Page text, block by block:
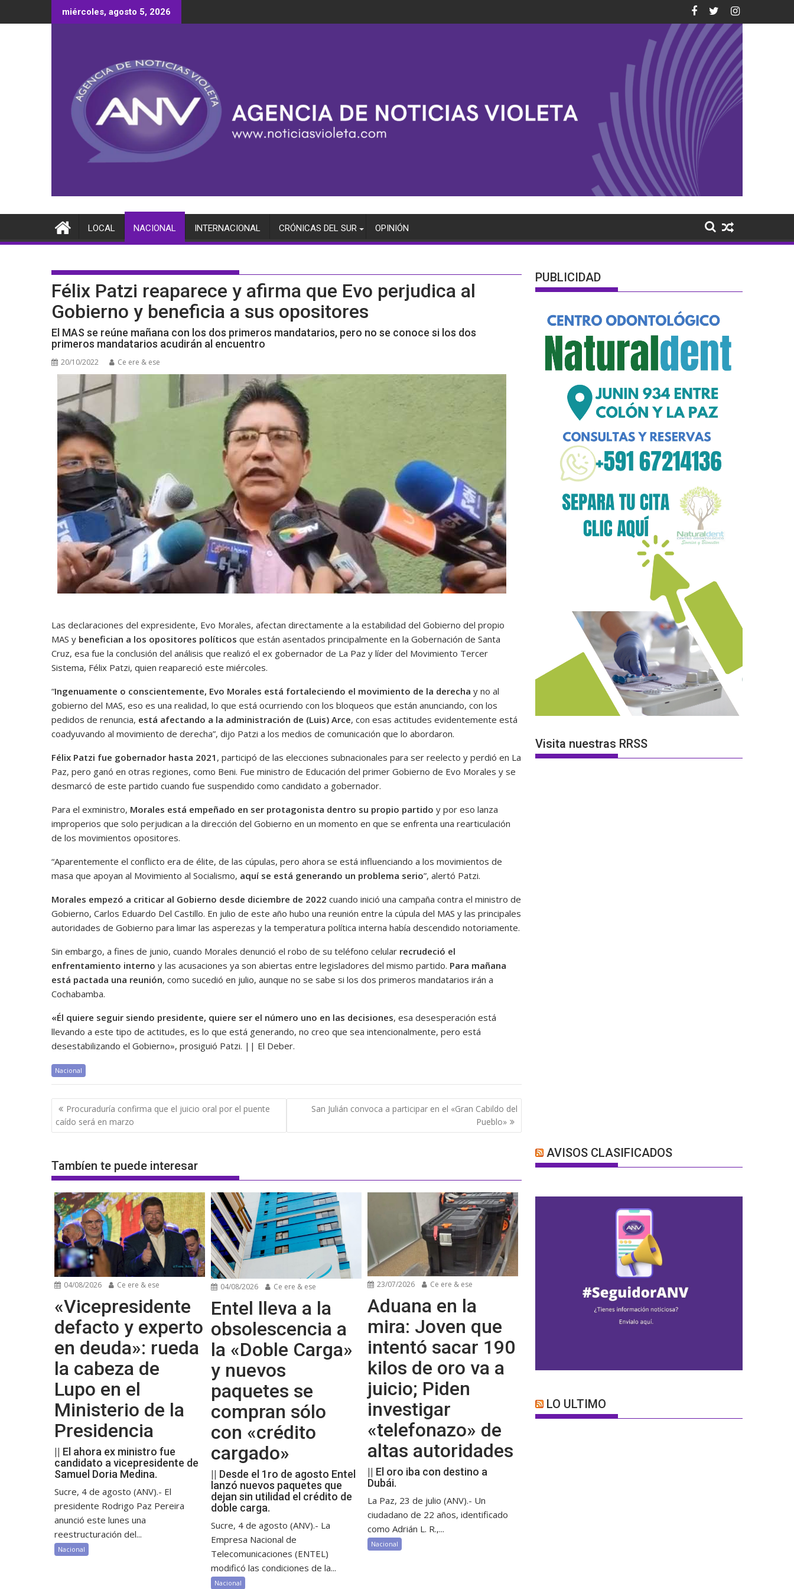
al
miércoles, agosto 5, 2026
LOCAL NACIONAL INTERNACIONAL CRÓNICAS DEL SUR OPINIÓN
Félix Patzi reaparece y afirma que Evo perjudica al
Gobierno y beneficia a sus opositores
El MAS se reúne mañana con los dos primeros mandatarios, pero no se conoce si los dos
primeros mandatarios acudirán al encuentro
20/10/2022 Ce ere & ese
Las declaraciones del expresidente, Evo Morales, afectan directamente a la estabilidad del Gobierno del propio
MAS y benefician a los opositores políticos que están asentados principalmente en la Gobernación de Santa
Cruz, esa fue la conclusión del análisis que realizó el ex gobernador de La Paz y líder del Movimiento Tercer
Sistema, Félix Patzi, quien reapareció este miércoles.
“Ingenuamente o conscientemente, Evo Morales está fortaleciendo el movimiento de la derecha y no al
gobierno del MAS, eso es una realidad, lo que está ocurriendo con los bloqueos que están anunciando, con los
pedidos de renuncia, está afectando a la administración de (Luis) Arce, con esas actitudes evidentemente está
coadyuvando al movimiento de derecha”, dijo Patzi a los medios de comunicación que lo abordaron.
Félix Patzi fue gobernador hasta 2021 , participó de las elecciones subnacionales para ser reelecto y perdió en La
Paz, pero ganó en otras regiones, como Beni. Fue ministro de Educación del primer Gobierno de Evo Morales y se
desmarcó de este partido cuando fue suspendido como candidato a gobernador.
Para el exministro, Morales está empeñado en ser protagonista dentro su propio partido y por eso lanza
improperios que solo perjudican a la dirección del Gobierno en un momento en que se enfrenta una rearticulación
de los movimientos opositores.
“Aparentemente el conflicto era de élite, de las cúpulas, pero ahora se está influenciando a los movimientos de
masa que apoyan al Movimiento al Socialismo, aquí se está generando un problema serio”, alertó Patzi.
Morales empezó a criticar al Gobierno desde diciembre de 2022 cuando inició una campaña contra el ministro de
Gobierno, Carlos Eduardo Del Castillo. En julio de este año hubo una reunión entre la cúpula del MAS y las principales
autoridades de Gobierno para limar las asperezas y la temperatura política interna había descendido notoriamente.
Sin embargo, a fines de junio, cuando Morales denunció el robo de su teléfono celular recrudeció el
enfrentamiento interno y las acusaciones ya son abiertas entre legisladores del mismo partido. Para mañana
está pactada una reunión, como sucedió en julio, aunque no se sabe si los dos primeros mandatarios irán a
Cochabamba.
«Él quiere seguir siendo presidente, quiere ser el número uno en las decisiones, esa desesperación está
llevando a este tipo de actitudes, es lo que está generando, no creo que sea intencionalmente, pero está
desestabilizando el Gobierno», prosiguió Patzi. || El Deber.
Nacional
Navegación
de
entradas
Procuraduría confirma que el juicio oral por el puente
caído será en marzo
San Julián convoca a participar en el «Gran Cabildo del
Pueblo»
Tambíen te puede interesar
04/08/2026 Ce ere & ese
«Vicepresidente
defacto y experto
en deuda»: rueda
la cabeza de
Lupo en el
Ministerio de la
Presidencia
|| El ahora ex ministro fue
candidato a vicepresidente de
Samuel Doria Medina.
Sucre, 4 de agosto (ANV).- El
presidente Rodrigo Paz Pereira
anunció este lunes una
reestructuración del...
Nacional
04/08/2026 Ce ere & ese
Entel lleva a la
obsolescencia a
la «Doble Carga»
y nuevos
paquetes se
compran sólo
con «crédito
cargado»
|| Desde el 1ro de agosto Entel
lanzó nuevos paquetes que
dejan sin utilidad el crédito de
doble carga.
Sucre, 4 de agosto (ANV).- La
Empresa Nacional de
Telecomunicaciones (ENTEL)
modificó las condiciones de la...
Nacional
23/07/2026 Ce ere & ese
Aduana en la
mira: Joven que
intentó sacar 190
kilos de oro va a
juicio; Piden
investigar
«telefonazo» de
altas autoridades
|| El oro iba con destino a
Dubái.
La Paz, 23 de julio (ANV).- Un
ciudadano de 22 años, identificado
como Adrián L. R.,...
Nacional
PUBLICIDAD
Visita nuestras RRSS
AVISOS CLASIFICADOS
LO ULTIMO